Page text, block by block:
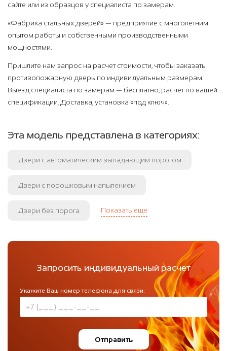
сайте или из образцов у специалиста по замерам.
«Фабрика стальных дверей» — предприятие с многолетним
опытом работы и собственными производственными
мощностями.
Пришлите нам запрос на расчет стоимости, чтобы заказать
противопожарную дверь по индивидуальным размерам.
Выезд специалиста по замерам — бесплатно, расчет по вашей
спецификации. Доставка, установка «под ключ».
Эта модель представлена в категориях:
Двери с автоматическим выпадающим порогом
Двери с порошковым напылением
Двери без порога Показать еще
Запросить индивидуальный расчет
Укажите Ваш номер телефона для связи:
Отправить